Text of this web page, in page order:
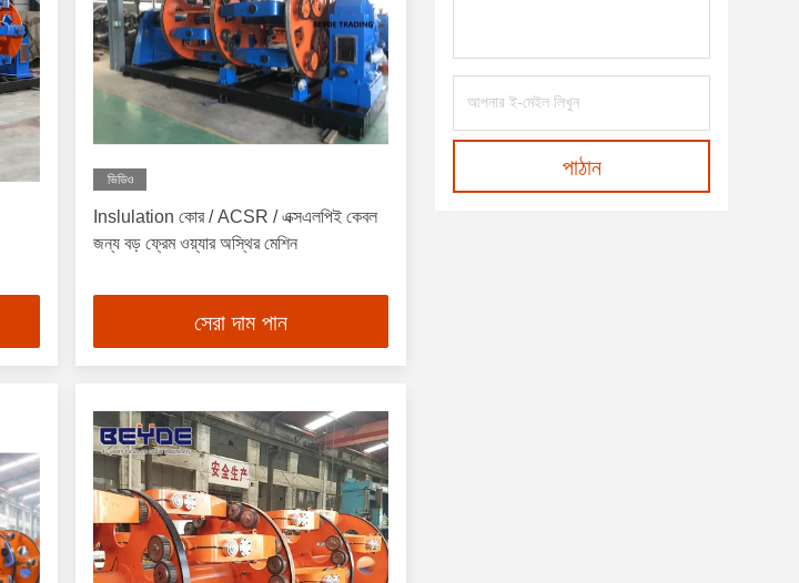
ভিডিও
Inslulation কোর / ACSR / এক্সএলপিই কেবল
জন্য বড় ফ্রেম ওয়্যার অস্থির মেশিন
সেরা দাম পান
পাঠান